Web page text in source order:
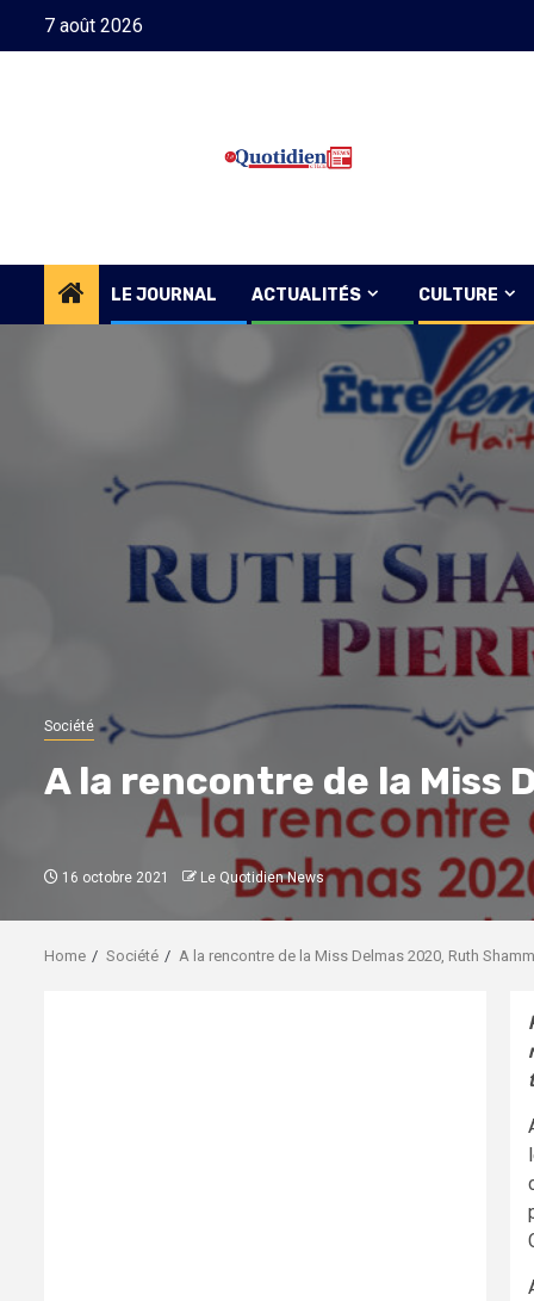
7 août 2026
LE JOURNAL ACTUALITÉS CULTURE
Société
A la rencontre de la Miss
16 octobre 2021 Le Quotidien News
Home Société A la rencontre de la Miss Delmas 2020, Ruth